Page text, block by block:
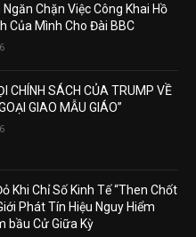
Ngăn Chặn Việc Công Khai Hồ
Của Mình Cho Đài BBC
CHÍNH SÁCH CỦA TRUMP VỀ
GIAO MẪU GIÁO”
Khi Chỉ Số Kinh Tế “Then Chốt
Phát Tín Hiệu Nguy Hiểm
bầu Cử Giữa Kỳ